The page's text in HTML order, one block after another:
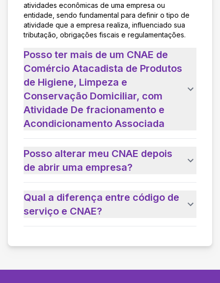
atividades econômicas de uma empresa ou
entidade, sendo fundamental para definir o tipo de
atividade que a empresa realiza, influenciado sua
tributação, obrigações fiscais e regulamentações.
Posso ter mais de um CNAE de
Comércio Atacadista de Produtos
de Higiene, Limpeza e
Conservação Domiciliar, com
Atividade De fracionamento e
Acondicionamento Associada
Posso alterar meu CNAE depois
de abrir uma empresa?
Qual a diferença entre código de
serviço e CNAE?